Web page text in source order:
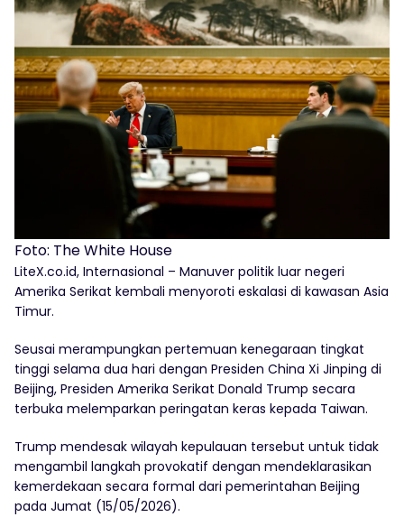
Foto: The White House
LiteX.co.id, Internasional – Manuver politik luar negeri
Amerika Serikat kembali menyoroti eskalasi di kawasan Asia
Timur.
Seusai merampungkan pertemuan kenegaraan tingkat
tinggi selama dua hari dengan Presiden China Xi Jinping di
Beijing, Presiden Amerika Serikat Donald Trump secara
terbuka melemparkan peringatan keras kepada Taiwan.
Trump mendesak wilayah kepulauan tersebut untuk tidak
mengambil langkah provokatif dengan mendeklarasikan
kemerdekaan secara formal dari pemerintahan Beijing
pada Jumat (15/05/2026).